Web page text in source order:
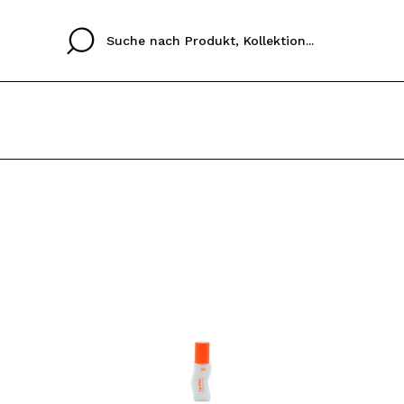
Durch die Erstellung
Einkäufe schnell